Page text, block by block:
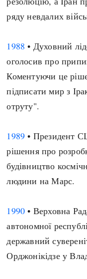
ряду невдалих
1988 • Духовний
оголосив про
Коментуючи це
підписати мир з
отруту".
1989 • Президент
рішення про
будівництво
людини на Марс.
1990 • Верховна
автономної
державний
Орджонікідзе у